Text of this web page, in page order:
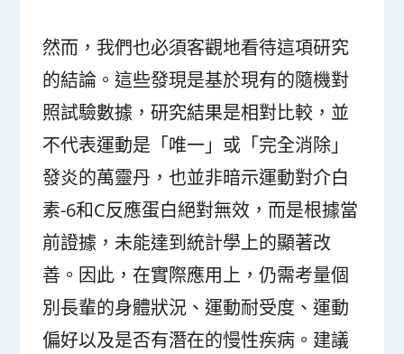
然而，我們也必須客觀地看待這項研究
的結論。這些發現是基於現有的隨機對
照試驗數據，研究結果是相對比較，並
不代表運動是「唯一」或「完全消除」
發炎的萬靈丹，也並非暗示運動對介白
素-6和C反應蛋白絕對無效，而是根據當
前證據，未能達到統計學上的顯著改
善。因此，在實際應用上，仍需考量個
別長輩的身體狀況、運動耐受度、運動
偏好以及是否有潛在的慢性疾病。建議